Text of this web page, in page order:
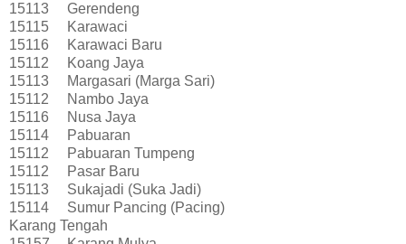
15113
Gerendeng
15115
Karawaci
15116
Karawaci Baru
15112
Koang Jaya
15113
Margasari (Marga Sari)
15112
Nambo Jaya
15116
Nusa Jaya
15114
Pabuaran
15112
Pabuaran Tumpeng
15112
Pasar Baru
15113
Sukajadi (Suka Jadi)
15114
Sumur Pancing (Pacing)
Karang Tengah